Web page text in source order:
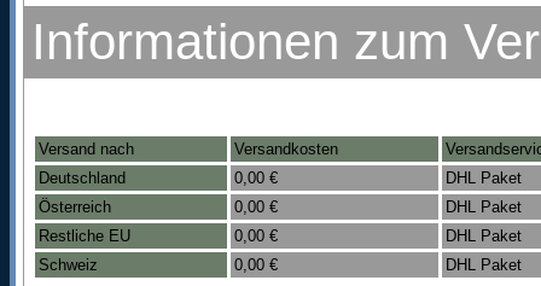
Informationen zum
Versand nach Versandkosten
Deutschland
0,00 €
DHL Paket
Österreich
0,00 €
DHL Paket
Restliche EU
0,00 €
DHL Paket
Schweiz
0,00 € DHL Paket